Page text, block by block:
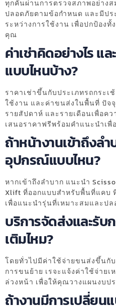
ทุกคันผ่านการตรวจสภาพอย่างส
ปลอดภัยตามข้อกำหนด และมีป
ระหว่างการใช้งาน เพื่อปกป้อง
คุณ
ค่าเช่าคิดอย่างไร
แบบไหนบ้าง?
ราคาเช่าขึ้นกับประเภทรถกระเ
ใช้งาน และค่าขนส่งในพื้นที่ ปัจ
รายสัปดาห์ และรายเดือนเพื่อค
เสนอราคาฟรีพร้อมคำแนะนำเพื่
ถ้าหน้างานเข้าถึงล
อุปกรณ์แบบไหน?
หากเข้าถึงลำบาก แนะนำ
Xlift ที่ออกแบบสำหรับพื้นที่แคบ
เพื่อแนะนำรุ่นที่เหมาะสมและปล
บริการจัดส่งและรับ
เติมไหม?
โดยทั่วไปมีค่าใช้จ่ายขนส่งขึ้นกั
การขนย้าย เรจะแจ้งค่าใช้จ่าย
ล่วงหน้า เพื่อให้คุณวางแผนงบป
ถ้างานมีการเปลี่ยน